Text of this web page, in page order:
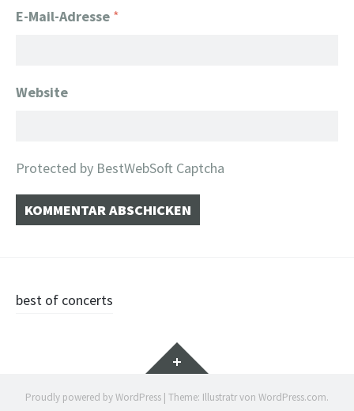
E-Mail-Adresse *
Website
Protected by BestWebSoft Captcha
Beitragsnavigation
best of concerts
Widgets
Proudly powered by WordPress | Theme: Illustratr von WordPress.com.